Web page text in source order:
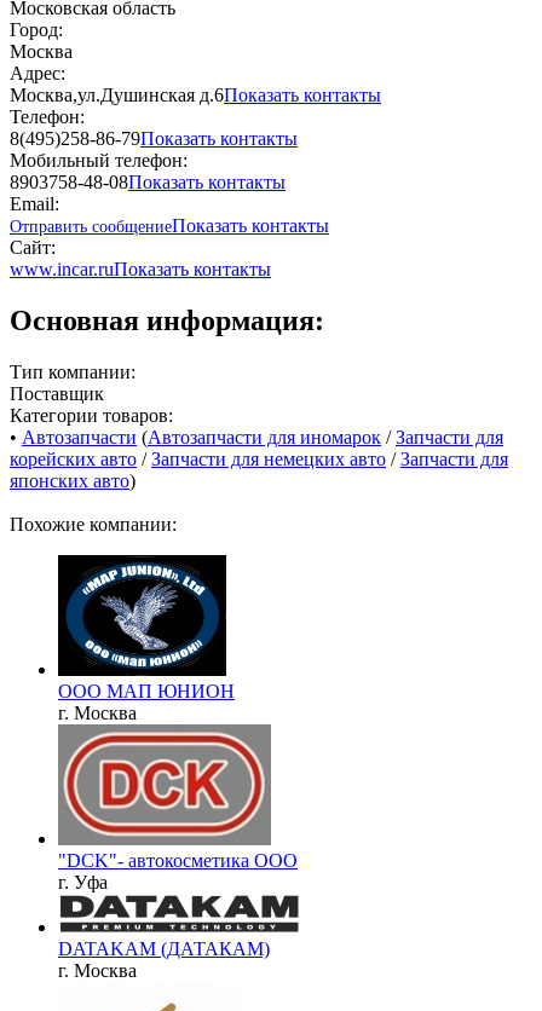
Московская область
Город:
Москва
Адрес:
Москва,ул.Душинская д.6Показать контакты
Телефон:
8(495)258-86-79Показать контакты
Мобильный телефон:
8903758-48-08Показать контакты
Email:
Отправить сообщениеПоказать контакты
Сайт:
www.incar.ruПоказать контакты
Основная информация:
Тип компании:
Поставщик
Категории товаров:
• Автозапчасти (Автозапчасти для иномарок /Запчасти для
корейских авто /Запчасти для немецких авто /Запчасти для
японских авто)
Похожие компании:
ООО МАП ЮНИОН
г. Москва
"DCK"- автокосметика ООО
г. Уфа
DATAKAM (ДАТАКАМ)
г. Москва